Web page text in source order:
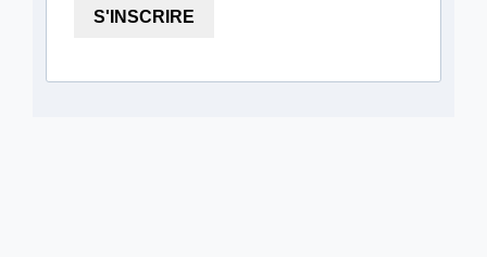
S'INSCRIRE